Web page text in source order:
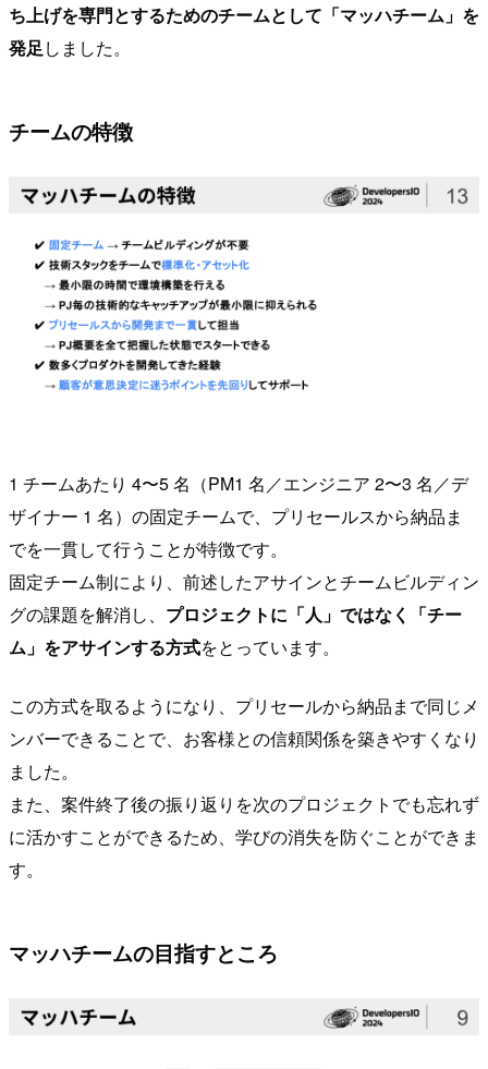
ち上げを専門とするためのチームとして「マッハチーム」を
発足しました。
チームの特徴
1 チームあたり 4〜5 名（PM1 名／エンジニア 2〜3 名／デ
ザイナー 1 名）の固定チームで、プリセールスから納品ま
でを一貫して行うことが特徴です。
固定チーム制により、前述したアサインとチームビルディン
グの課題を解消し、 プロジェクトに「人」ではなく「チー
ム」をアサインする方式をとっています。
この方式を取るようになり、プリセールから納品まで同じメ
ンバーできることで、お客様との信頼関係を築きやすくなり
ました。
また、案件終了後の振り返りを次のプロジェクトでも忘れず
に活かすことができるため、学びの消失を防ぐことができま
す。
マッハチームの目指すところ